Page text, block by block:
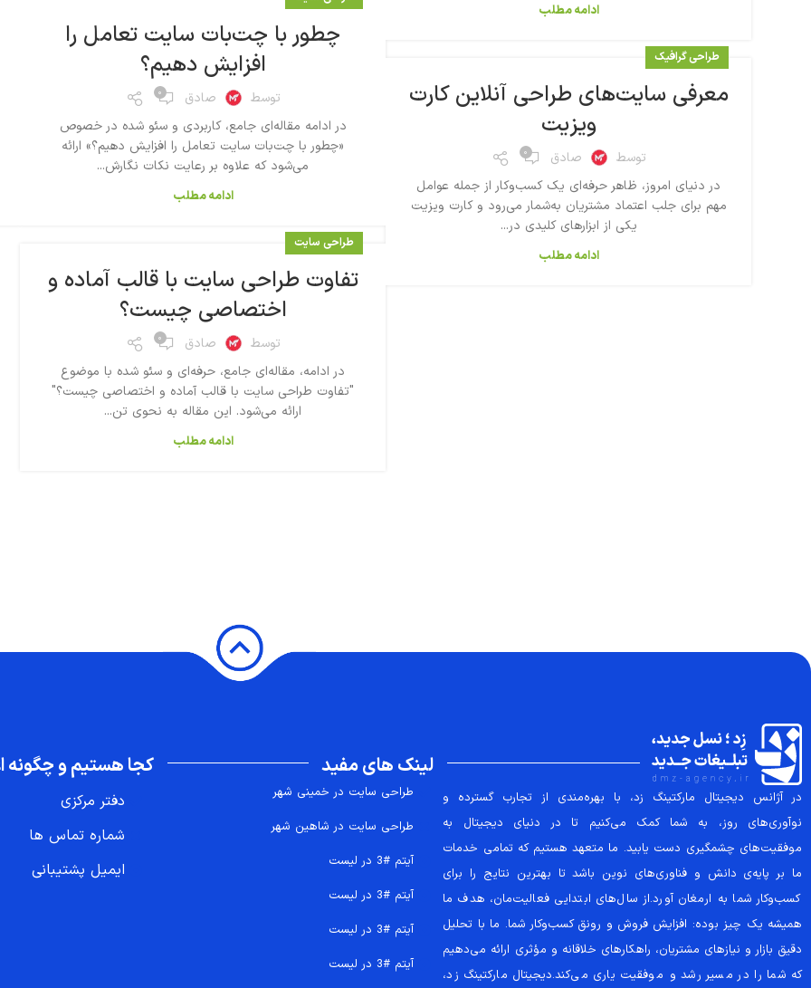
ادامه مطلب
چطور با چت‌بات سایت تعامل را
افزایش دهیم؟
توسط صادق ۰
در ادامه مقاله‌ای جامع، کاربردی و سئو شده در خصوص
«چطور با چت‌بات سایت تعامل را افزایش دهیم؟» ارائه
می‌شود که علاوه بر رعایت نکات نگارش...
ادامه مطلب
طراحی گرافیک
معرفی سایت‌های طراحی آنلاین کارت
ویزیت
توسط صادق ۰
در دنیای امروز، ظاهر حرفه‌ای یک کسب‌وکار از جمله عوامل
مهم برای جلب اعتماد مشتریان به‌شمار می‌رود و کارت ویزیت
یکی از ابزارهای کلیدی در...
ادامه مطلب
طراحی سایت
تفاوت طراحی سایت با قالب آماده و
اختصاصی چیست؟
توسط صادق ۰
در ادامه، مقاله‌ای جامع، حرفه‌ای و سئو شده با موضوع
"تفاوت طراحی سایت با قالب آماده و اختصاصی چیست؟"
ارائه می‌شود. این مقاله به نحوی تن...
ادامه مطلب
در آژانس دیجیتال مارکتینگ زد، با بهره‌مندی از تجارب گسترده و
نوآوری‌های روز، به شما کمک می‌کنیم تا در دنیای دیجیتال به
موفقیت‌های چشمگیری دست یابید. ما متعهد هستیم که تمامی خدمات
ما بر پایه‌ی دانش و فناوری‌های نوین باشد تا بهترین نتایج را برای
کسب‌وکار شما به ارمغان آورد.از سال‌های ابتدایی فعالیت‌مان، هدف ما
همیشه یک چیز بوده: افزایش فروش و رونق کسب‌وکار شما. ما با تحلیل
دقیق بازار و نیازهای مشتریان، راهکارهای خلاقانه و مؤثری ارائه می‌دهیم
که شما را در مسیر رشد و موفقیت یاری می‌کند.دیجیتال مارکتینگ زد،
لینک های مفید
طراحی سایت در خمینی شهر
طراحی سایت در شاهین شهر
آیتم #3 در لیست
آیتم #3 در لیست
آیتم #3 در لیست
آیتم #3 در لیست
کجا هستیم و چگونه
دفتر مرکزی
شماره تماس ها
ایمیل پشتیبانی